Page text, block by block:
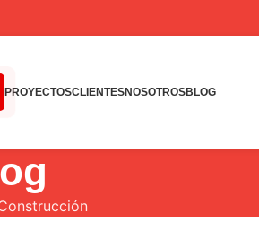
PROYECTOSCLIENTESNOSOTROSBLOG